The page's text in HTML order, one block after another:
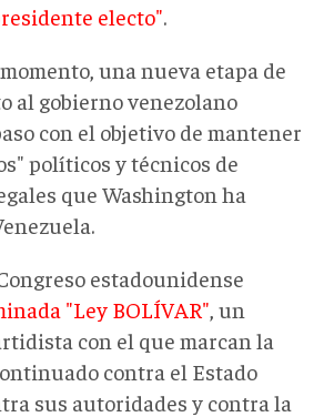
electo".
una nueva etapa de
al gobierno venezolano
con el objetivo de mantener
políticos y técnicos de
que Washington ha
estadounidense
"Ley BOLÍVAR" , un
con el que marcan la
contra el Estado
sus autoridades y contra la